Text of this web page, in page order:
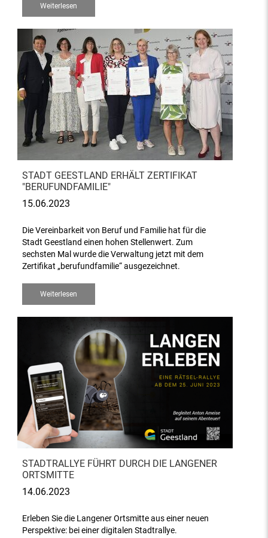
Weiterlesen
STADT GEESTLAND ERHÄLT ZERTIFIKAT
"BERUFUNDFAMILIE"
15.06.2023
Die Vereinbarkeit von Beruf und Familie hat für die
Stadt Geestland einen hohen Stellenwert. Zum
sechsten Mal wurde die Verwaltung jetzt mit dem
Zertifikat „berufundfamilie“ ausgezeichnet.
Weiterlesen
STADTRALLYE FÜHRT DURCH DIE LANGENER
ORTSMITTE
14.06.2023
Erleben Sie die Langener Ortsmitte aus einer neuen
Perspektive: bei einer digitalen Stadtrallye.